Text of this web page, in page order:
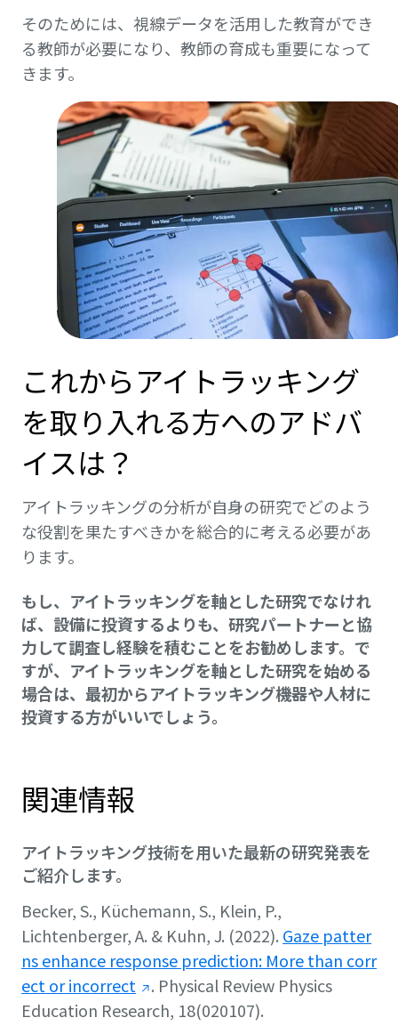
そのためには、視線データを活用した教育ができ
る教師が必要になり、教師の育成も重要になって
きます。
これからアイトラッキング
を取り入れる方へのアドバ
イスは？
アイトラッキングの分析が自身の研究でどのよう
な役割を果たすべきかを総合的に考える必要があ
ります。
もし、アイトラッキングを軸とした研究でなけれ
ば、設備に投資するよりも、研究パートナーと協
力して調査し経験を積むことをお勧めします。で
すが、アイトラッキングを軸とした研究を始める
場合は、最初からアイトラッキング機器や人材に
投資する方がいいでしょう。
関連情報
アイトラッキング技術を用いた最新の研究発表を
ご紹介します。
Becker, S., Küchemann, S., Klein, P.,
Lichtenberger, A. & Kuhn, J. (2022). Gaze patter
ns enhance response prediction: More than corr
ect or incorrect
. Physical Review Physics
Education Research, 18(020107).